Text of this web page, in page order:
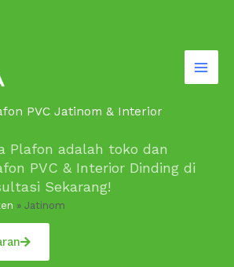
PVC Jatinom & Interior
Plafon adalah toko dan
PVC & Interior Dinding di
Sekarang!
» Jatinom